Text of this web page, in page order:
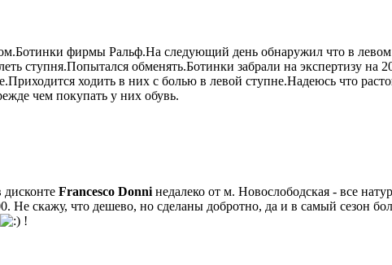
фирмы Ральф.На следующий день обнаружил что в левом
ступня.Попытался обменять.Ботинки забрали на экспертизу на
ходить в них с болью в левой ступне.Надеюсь что
чем покупать у них обувь.
Francesco Donni недалеко от м. Новослободская - все
Не скажу, что дешево, но сделаны добротно, да и в самый сезон
!